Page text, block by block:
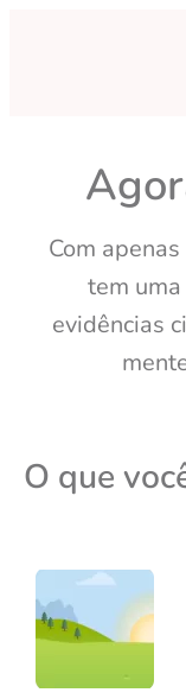
Com
tem
evidências
O que